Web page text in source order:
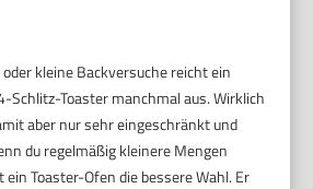
kleine Backversuche reicht ein
Schlitz-Toaster manchmal aus. Wirklich
aber nur sehr eingeschränkt und
du regelmäßig kleinere Mengen
Toaster-Ofen die bessere Wahl. Er